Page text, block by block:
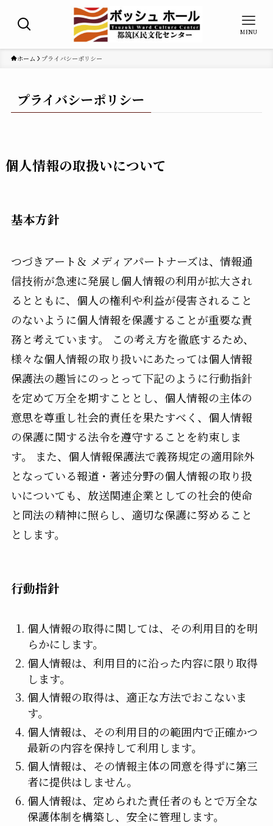
MENU
ホーム プライバシーポリシー
プライバシーポリシー
個人情報の取扱いについて
基本方針
つづきアート＆ メディアパートナーズは、情報通
信技術が急速に発展し個人情報の利用が拡大され
るとともに、個人の権利や利益が侵害されること
のないように個人情報を保護することが重要な責
務と考えています。 この考え方を徹底するため、
様々な個人情報の取り扱いにあたっては個人情報
保護法の趣旨にのっとって下記のように行動指針
を定めて万全を期すこととし、個人情報の主体の
意思を尊重し社会的責任を果たすべく、個人情報
の保護に関する法令を遵守することを約束しま
す。 また、個人情報保護法で義務規定の適用除外
となっている報道・著述分野の個人情報の取り扱
いについても、放送関連企業としての社会的使命
と同法の精神に照らし、適切な保護に努めること
とします。
行動指針
個人情報の取得に関しては、その利用目的を明
らかにします。
個人情報は、利用目的に沿った内容に限り取得
します。
個人情報の取得は、適正な方法でおこないま
す。
個人情報は、その利用目的の範囲内で正確かつ
最新の内容を保持して利用します。
個人情報は、その情報主体の同意を得ずに第三
者に提供はしません。
個人情報は、定められた責任者のもとで万全な
保護体制を構築し、安全に管理します。